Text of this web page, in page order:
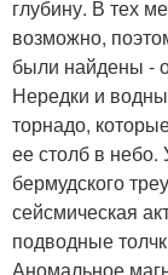
глубину. В тех
возможно,
были найдены -
Нередки и
торнадо,
ее столб в небо.
бермудского
сейсмическая
подводные
Аномальное